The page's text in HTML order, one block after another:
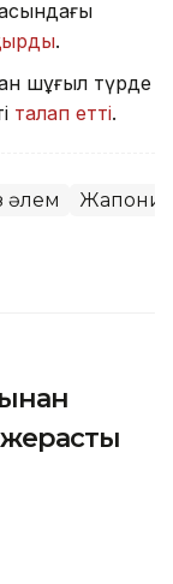
.
шұғыл түрде
талап етті.
әлем